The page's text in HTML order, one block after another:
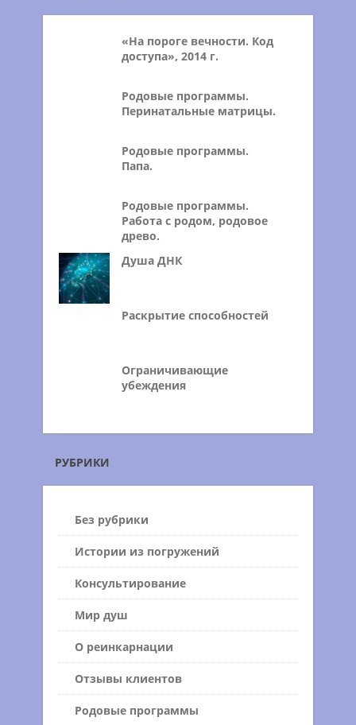
«На пороге вечности. Код
доступа», 2014 г.
Родовые программы.
Перинатальные матрицы.
Родовые программы.
Папа.
Родовые программы.
Работа с родом, родовое
древо.
Душа ДНК
Раскрытие способностей
Ограничивающие
убеждения
РУБРИКИ
Без рубрики
Истории из погружений
Консультирование
Мир душ
О реинкарнации
Отзывы клиентов
Родовые программы